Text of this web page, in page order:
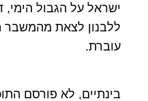
ישראל על הגבול
ללבנון לצאת
עוברת.
בינתיים, לא פורסם